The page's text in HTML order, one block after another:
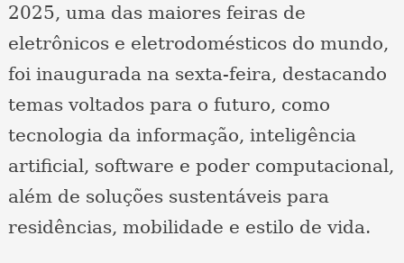
2025, uma das maiores feiras de
eletrônicos e eletrodomésticos do mundo,
foi inaugurada na sexta-feira, destacando
temas voltados para o futuro, como
tecnologia da informação, inteligência
artificial, software e poder computacional,
além de soluções sustentáveis ​​para
residências, mobilidade e estilo de vida.